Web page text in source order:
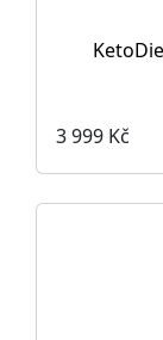
3 999 Kč